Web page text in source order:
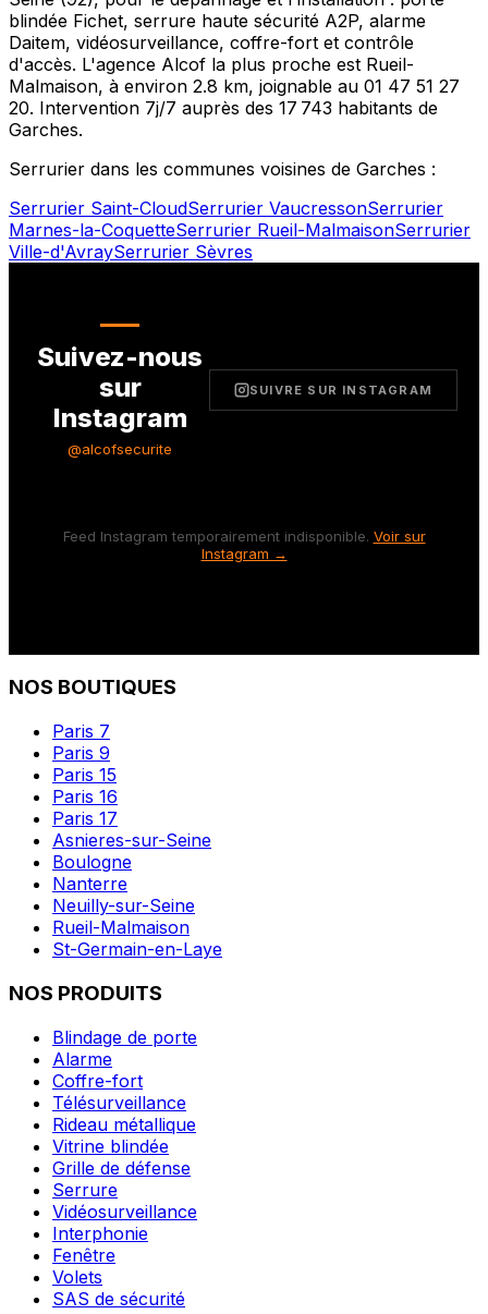
blindée Fichet, serrure haute sécurité A2P, alarme
Daitem, vidéosurveillance, coffre-fort et contrôle
d'accès. L'agence Alcof la plus proche est Rueil-
Malmaison, à environ 2.8 km, joignable au 01 47 51 27
20. Intervention 7j/7 auprès des 17 743 habitants de
Garches.
Serrurier dans les communes voisines de Garches :
Serrurier Saint-CloudSerrurier VaucressonSerrurier
Marnes-la-CoquetteSerrurier Rueil-MalmaisonSerrurier
Ville-d'AvraySerrurier Sèvres
Suivez-nous
sur
Instagram
@alcofsecurite
SUIVRE SUR INSTAGRAM
Feed Instagram temporairement indisponible. Voir sur
Instagram →
NOS BOUTIQUES
Paris 7
Paris 9
Paris 15
Paris 16
Paris 17
Asnieres-sur-Seine
Boulogne
Nanterre
Neuilly-sur-Seine
Rueil-Malmaison
St-Germain-en-Laye
NOS PRODUITS
Blindage de porte
Alarme
Coffre-fort
Télésurveillance
Rideau métallique
Vitrine blindée
Grille de défense
Serrure
Vidéosurveillance
Interphonie
Fenêtre
Volets
SAS de sécurité